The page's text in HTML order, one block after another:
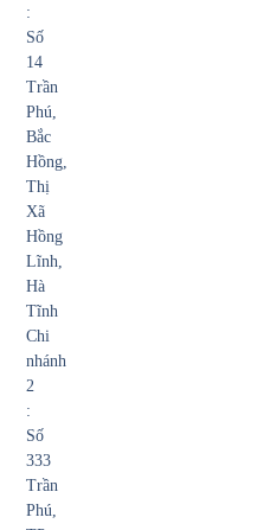
:
Số
14
Trần
Phú,
Bắc
Hồng,
Thị
Xã
Hồng
Lĩnh,
Hà
Tĩnh
Chi
nhánh
2
:
Số
333
Trần
Phú,